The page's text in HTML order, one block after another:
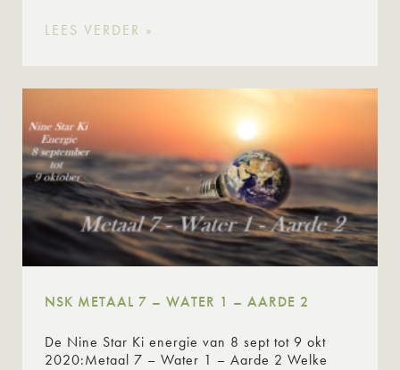
LEES VERDER »
NSK METAAL 7 – WATER 1 – AARDE 2
De Nine Star Ki energie van 8 sept tot 9 okt
2020:Metaal 7 – Water 1 – Aarde 2 Welke